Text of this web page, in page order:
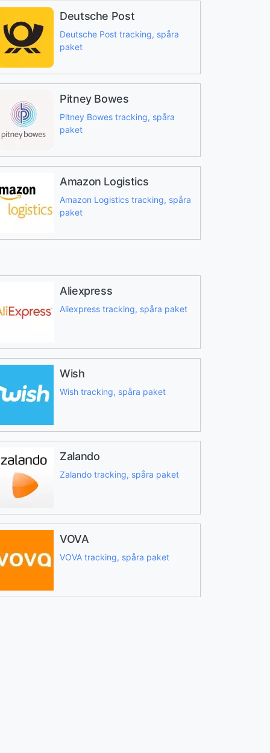
Deutsche Post
Deutsche Post tracking, spåra
paket
Pitney Bowes
Pitney Bowes tracking, spåra
paket
Amazon Logistics
Amazon Logistics tracking, spåra
paket
Aliexpress
Aliexpress tracking, spåra paket
Wish
Wish tracking, spåra paket
Zalando
Zalando tracking, spåra paket
VOVA
VOVA tracking, spåra paket